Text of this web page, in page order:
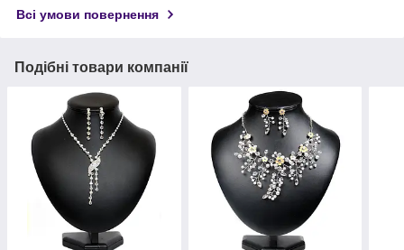
Всі умови повернення
Подібні товари компанії